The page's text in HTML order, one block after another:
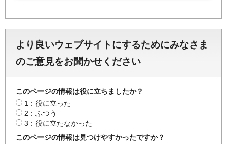
より良いウェブサイトにするためにみなさま
のご意見をお聞かせください
このページの情報は役に立ちましたか？
1：役に立った
2：ふつう
3：役に立たなかった
このページの情報は見つけやすかったですか？